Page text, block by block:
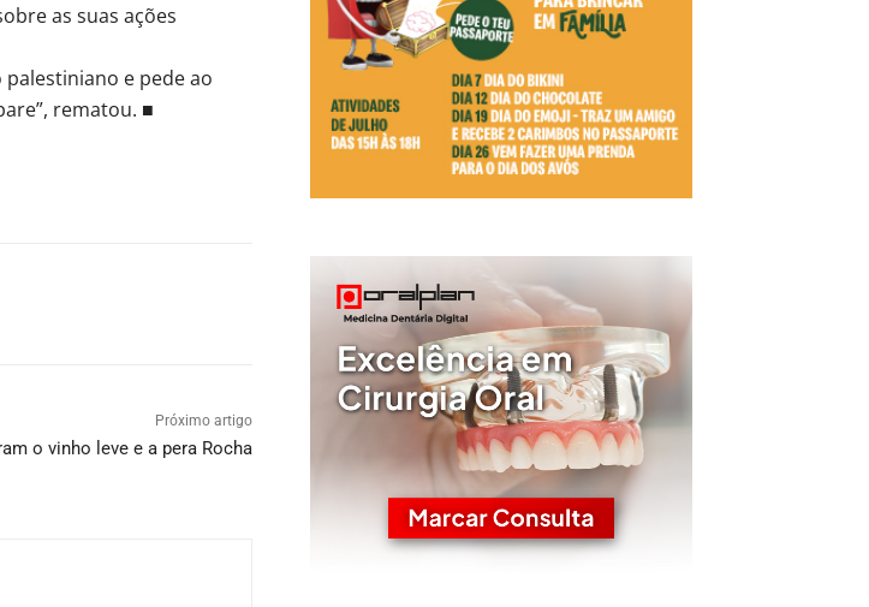
as suas ações
e pede ao
rematou. ■
Próximo artigo
o vinho leve e a pera Rocha